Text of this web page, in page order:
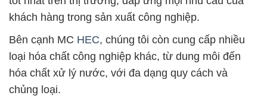
khách hàng trong sản xuất công nghiệp.
Bên cạnh MC HEC, chúng tôi còn cung cấp nhiều
loại hóa chất công nghiệp khác, từ dung môi đến
hóa chất xử lý nước, với đa dạng quy cách và
chủng loại.